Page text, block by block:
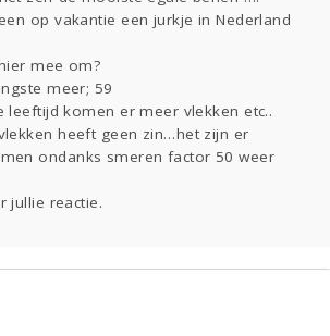
op vakantie een jurkje in Nederland
mee om?
meer; 59
leeftijd komen er meer vlekken etc..
heeft geen zin…het zijn er
ondanks smeren factor 50 weer
jullie reactie.